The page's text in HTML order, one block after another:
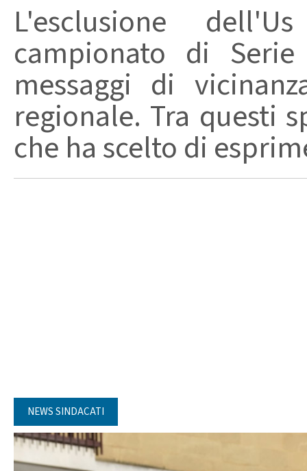
L'esclusione
campionato di
messaggi di
regionale. Tra questi
che ha scelto di
NEWS SINDACATI